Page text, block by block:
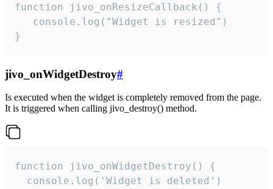
function jivo_onResizeCallback() {
   console.log("Widget is resized")
}
jivo_onWidgetDestroy#
Is executed when the widget is completely removed from the page.
It is triggered when calling jivo_destroy() method.
function jivo_onWidgetDestroy() {
  console.log('Widget is deleted')